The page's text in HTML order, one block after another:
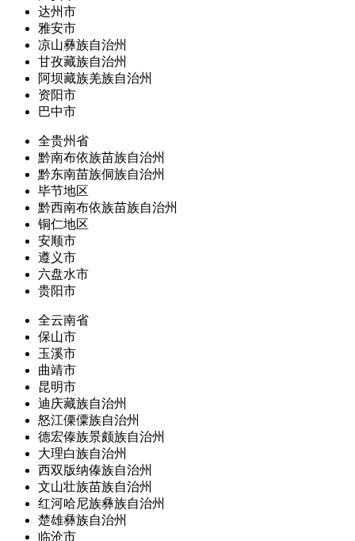
达州市
雅安市
凉山彝族自治州
甘孜藏族自治州
阿坝藏族羌族自治州
资阳市
巴中市
全贵州省
黔南布依族苗族自治州
黔东南苗族侗族自治州
毕节地区
黔西南布依族苗族自治州
铜仁地区
安顺市
遵义市
六盘水市
贵阳市
全云南省
保山市
玉溪市
曲靖市
昆明市
迪庆藏族自治州
怒江傈僳族自治州
德宏傣族景颇族自治州
大理白族自治州
西双版纳傣族自治州
文山壮族苗族自治州
红河哈尼族彝族自治州
楚雄彝族自治州
临沧市